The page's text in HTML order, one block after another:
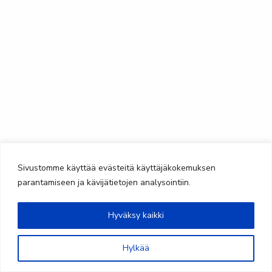
Sivustomme käyttää evästeitä käyttäjäkokemuksen
parantamiseen ja kävijätietojen analysointiin.
Hylkää
Hyväksy kaikki
@saimaanteatteri